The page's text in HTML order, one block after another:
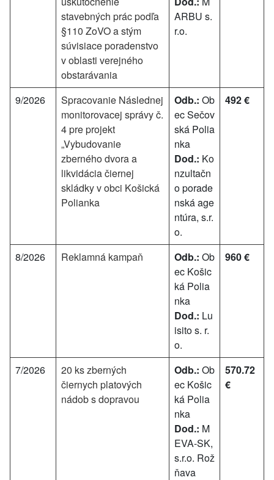
stavebných prác podľa
§110 ZoVO a stým
súvisiace poradenstvo
v oblasti verejného
obstarávania
ARBU s.
r.o.
9/2026
Spracovanie Následnej
monitorovacej správy č.
4 pre projekt
„Vybudovanie
zberného dvora a
likvidácia čiernej
skládky v obci Košická
Polianka
Odb.: Ob
ec Sečov
ská Polia
nka
Dod.: Ko
nzultačn
o porade
nská age
ntúra, s.r.
o.
492 €
8/2026 Reklamná kampaň Odb.: Ob
ec Košic
ká Polia
nka
Dod.: Lu
isito s. r.
o.
960 €
7/2026
20 ks zberných
čiernych platových
nádob s dopravou
Odb.: Ob
ec Košic
ká Polia
nka
Dod.: M
EVA-SK,
s.r.o. Rož
ňava
570.72
€